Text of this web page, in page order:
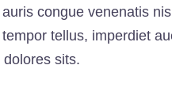
auris congue venenatis
tempor tellus, imperdiet
dolores sits.